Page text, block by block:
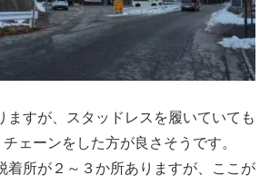
ますが、スタッドレスを履いていても
ェーンをした方が良さそうです。
着所が２～３か所ありますが、ここが